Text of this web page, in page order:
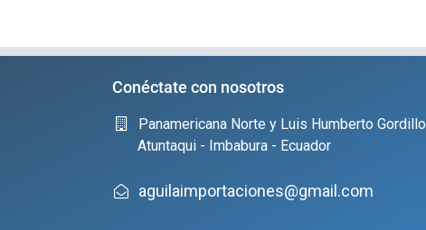
Conéctate con nosotros
Panamericana Norte y Luis Humberto Gordillo
Atuntaqui - Imbabura - Ecuador
aguilaimportaciones@gmail.com